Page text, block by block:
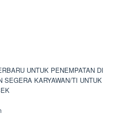
UNTUK PENEMPATAN DI
KARYAWAN/TI UNTUK